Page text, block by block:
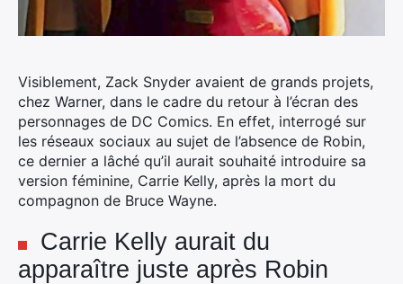
Visiblement, Zack Snyder avaient de grands projets,
chez Warner, dans le cadre du retour à l’écran des
personnages de DC Comics. En effet, interrogé sur
les réseaux sociaux au sujet de l’absence de Robin,
ce dernier a lâché qu’il aurait souhaité introduire sa
version féminine, Carrie Kelly, après la mort du
compagnon de Bruce Wayne.
Carrie Kelly aurait du
apparaître juste après Robin